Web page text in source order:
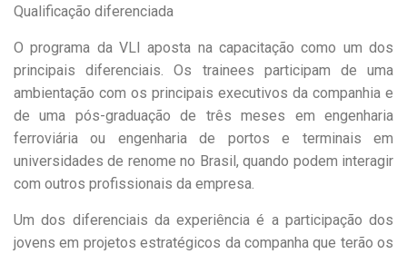
Qualificação diferenciada
O programa da VLI aposta na capacitação como um dos
principais diferenciais. Os trainees participam de uma
ambientação com os principais executivos da companhia e
de uma pós-graduação de três meses em engenharia
ferroviária ou engenharia de portos e terminais em
universidades de renome no Brasil, quando podem interagir
com outros profissionais da empresa.
Um dos diferenciais da experiência é a participação dos
jovens em projetos estratégicos da companha que terão os